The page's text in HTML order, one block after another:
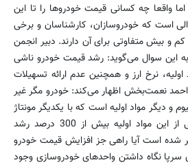
واقعا چه کسانی قیمت خودروها را تا این
است که خودروسازان، کارشناسان و برخی
و بیش متفاوتی برای آن دارند. دبیر انجمن
به این سوال می‌گوید: رشد قیمت خودرو ناشی
نرخ ارز و همچنین عدم ارائه تسهیلات
نعمت‌بخش اظهار می‌کند: خودرو مگر غیر
و دیگر مواد اولیه است که با یکدیگر مونتاژ
می‌شوند؟ وقتی قیمت برخی از این مواد اولیه بیش از 300 درصد رشد
شده است آیا راهی جز افزایش قیمت خودرو
سرپا نگاه داشتن واحدهای خودروسازی وجود